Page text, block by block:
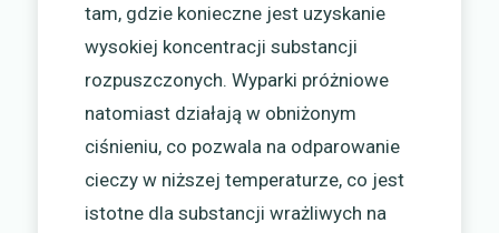
tam, gdzie konieczne jest uzyskanie
wysokiej koncentracji substancji
rozpuszczonych. Wyparki próżniowe
natomiast działają w obniżonym
ciśnieniu, co pozwala na odparowanie
cieczy w niższej temperaturze, co jest
istotne dla substancji wrażliwych na